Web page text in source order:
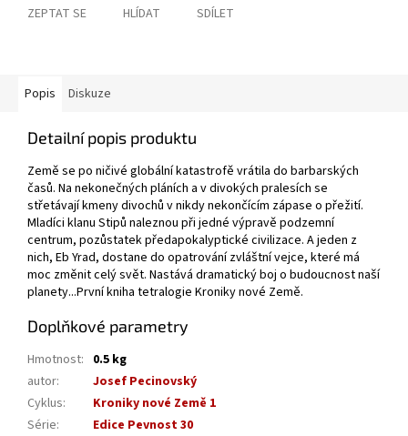
ZEPTAT SE HLÍDAT SDÍLET
Popis Diskuze
Detailní popis produktu
Země se po ničivé globální katastrofě vrátila do barbarských
časů. Na nekonečných pláních a v divokých pralesích se
střetávají kmeny divochů v nikdy nekončícím zápase o přežití.
Mladíci klanu Stipů naleznou při jedné výpravě podzemní
centrum, pozůstatek předapokalyptické civilizace. A jeden z
nich, Eb Yrad, dostane do opatrování zvláštní vejce, které má
moc změnit celý svět. Nastává dramatický boj o budoucnost naší
planety...První kniha tetralogie Kroniky nové Země.
Doplňkové parametry
Hmotnost: 0.5 kg
autor:
Josef Pecinovský
Cyklus:
Kroniky nové Země 1
Série:
Edice Pevnost 30